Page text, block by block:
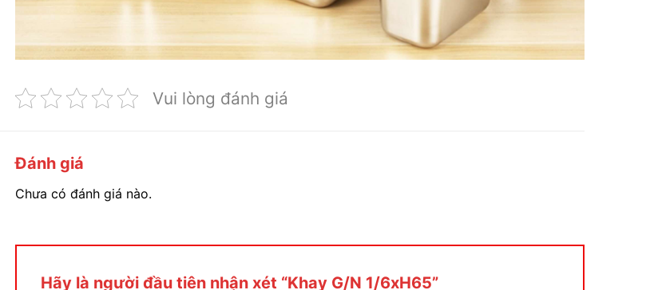
Vui lòng đánh giá
Đánh giá
Chưa có đánh giá nào.
Hãy là người đầu tiên nhận xét “Khay G/N 1/6xH65”